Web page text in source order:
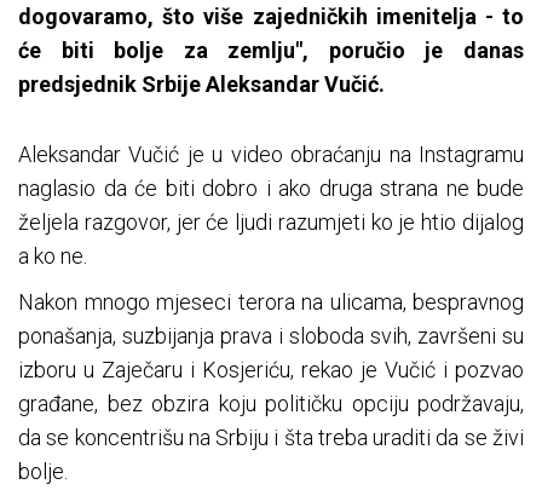
dogovaramo, što više zajedničkih imenitelja - to
će biti bolje za zemlju", poručio je danas
predsjednik Srbije Aleksandar Vučić.
Aleksandar Vučić je u video obraćanju na Instagramu
naglasio da će biti dobro i ako druga strana ne bude
željela razgovor, jer će ljudi razumjeti ko je htio dijalog
a ko ne.
Nakon mnogo mjeseci terora na ulicama, bespravnog
ponašanja, suzbijanja prava i sloboda svih, završeni su
izboru u Zaječaru i Kosjeriću, rekao je Vučić i pozvao
građane, bez obzira koju političku opciju podržavaju,
da se koncentrišu na Srbiju i šta treba uraditi da se živi
bolje.